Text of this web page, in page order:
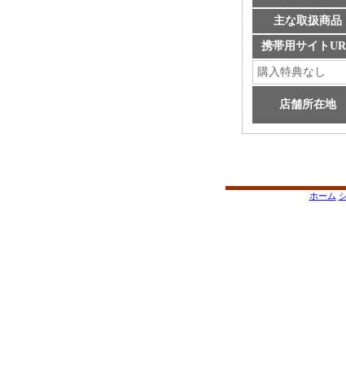
主な取扱商品
携帯用サイト
購入特典なし
店舗所在地
ホーム